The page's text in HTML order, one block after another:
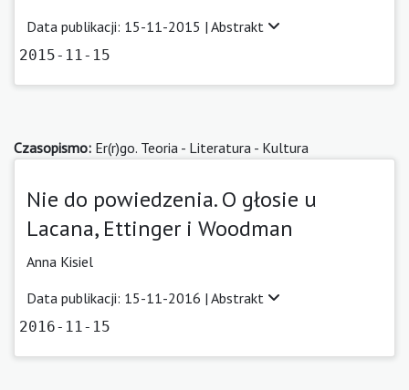
Data publikacji: 15-11-2015 | Abstrakt
2015-11-15
Czasopismo: Er(r)go. Teoria - Literatura - Kultura
Nie do powiedzenia. O głosie u
Lacana, Ettinger i Woodman
Anna Kisiel
Data publikacji: 15-11-2016 | Abstrakt
2016-11-15